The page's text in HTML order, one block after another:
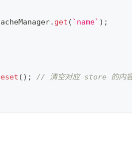
. get ( ` name` ) ;
( ) ;
// 清空对应 store 的内